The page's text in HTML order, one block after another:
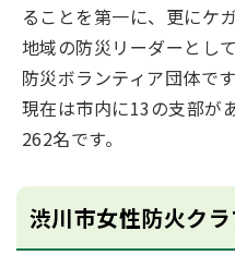
ることを第一に、更にケ
地域の防災リーダーとし
防災ボランティア団体で
現在は市内に13の支部が
262名です。
渋川市女性防火ク